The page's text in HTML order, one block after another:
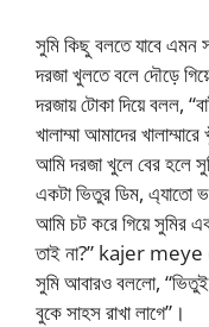
সুমি কিছু বলতে যাবে
দরজা খুলতে বলে দৌড়ে
দরজায় টোকা দিয়ে বলল,
খালাম্মা আমাদের
আমি দরজা খুলে বের হলে
একটা ভিতুর ডিম, এ্যাতো
আমি চট করে গিয়ে সুমির
তাই না?” kajer
সুমি আবারও বললো,
বুকে সাহস রাখা লাগে”।